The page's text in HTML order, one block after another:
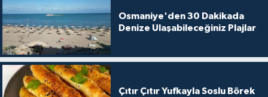
Osmaniye'den 30 Dakikada
Denize Ulaşabileceğiniz Plajlar
Çıtır Çıtır Yufkayla Soslu Börek